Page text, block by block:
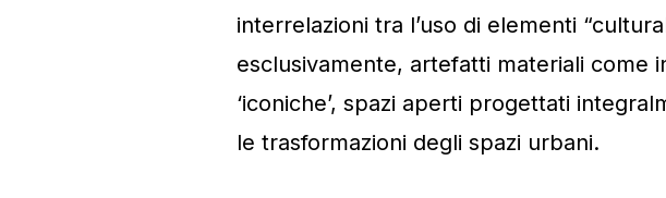
interrelazioni tra l’uso di elementi
esclusivamente, artefatti materiali come
‘iconiche’, spazi aperti progettati
le trasformazioni degli spazi urbani.